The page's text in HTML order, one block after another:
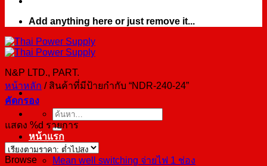
Add anything here or just remove it...
N&P LTD., PART.
ค้นหา:
หน้าแรก
สินค้า
Mean well switching จ่ายไฟ 1 ช่อง
หน้าหลัก /สินค้าที่มีป้ายกำกับ “NDR-240-24”
คัดกรอง
แสดง %d รายการ
Browse